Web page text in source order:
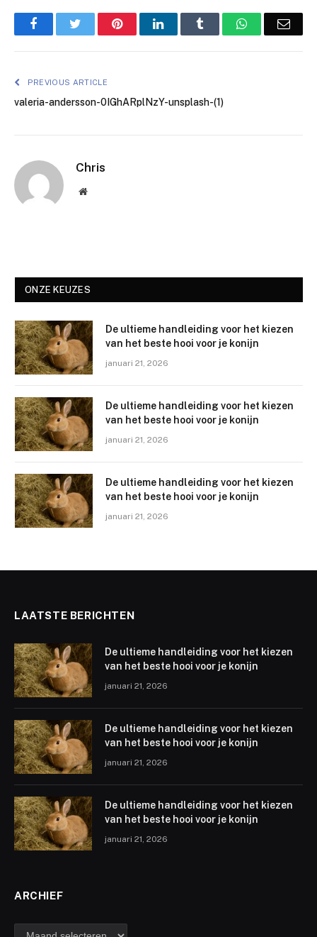
FacebookTwitter PinterestLinkedIn Tumblr WhatsApp
PREVIOUS ARTICLE
valeria-andersson-0IGhARplNzY-unsplash-(1)
Chris
Website
ONZE KEUZES
De ultieme handleiding voor het kiezen
van het beste hooi voor je konijn
januari 21, 2026
De ultieme handleiding voor het kiezen
van het beste hooi voor je konijn
januari 21, 2026
De ultieme handleiding voor het kiezen
van het beste hooi voor je konijn
januari 21, 2026
LAATSTE BERICHTEN
De ultieme handleiding voor het kiezen
van het beste hooi voor je konijn
januari 21, 2026
De ultieme handleiding voor het kiezen
van het beste hooi voor je konijn
januari 21, 2026
De ultieme handleiding voor het kiezen
van het beste hooi voor je konijn
januari 21, 2026
ARCHIEF
archief